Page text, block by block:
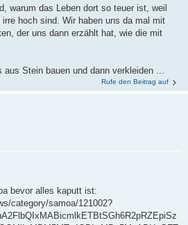
warum das Leben dort so teuer ist, weil
hoch sind. Wir haben uns da mal mit
der uns dann erzählt hat, wie die mit
aus Stein bauen und dann verkleiden ...
Rufe den Beitrag auf
bevor alles kaputt ist:
category/samoa/121002?